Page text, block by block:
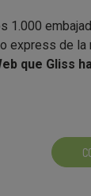
1.000
express de la
que Gliss
más
sobre el
y